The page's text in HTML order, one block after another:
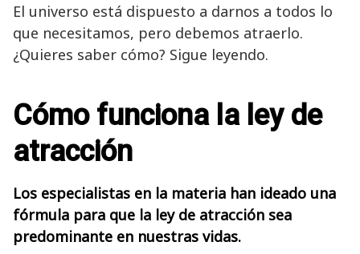
El universo está dispuesto a darnos a todos lo
que necesitamos, pero debemos atraerlo.
¿Quieres saber cómo? Sigue leyendo.
Cómo funciona la ley de
atracción
Los especialistas en la materia han ideado una
fórmula para que la ley de atracción sea
predominante en nuestras vidas.